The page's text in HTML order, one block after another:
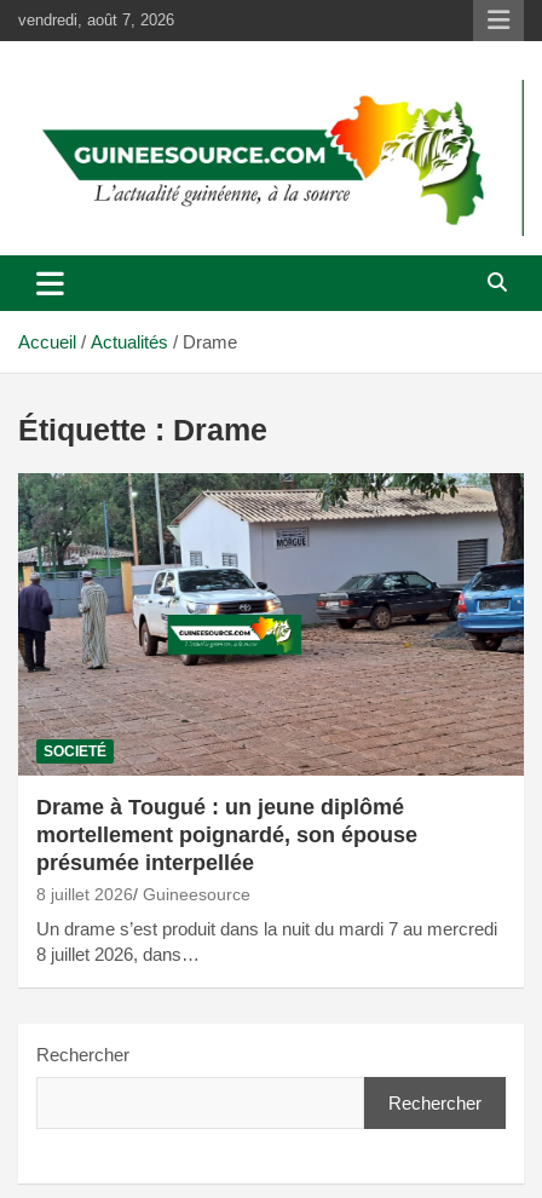
au
vendredi, août 7, 2026
Accueil Actualités Drame
Étiquette : Drame
SOCIETÉ
Drame à Tougué : un jeune diplômé
mortellement poignardé, son épouse
présumée interpellée
8 juillet 2026 Guineesource
Un drame s’est produit dans la nuit du mardi 7 au mercredi
8 juillet 2026, dans…
Rechercher
Rechercher